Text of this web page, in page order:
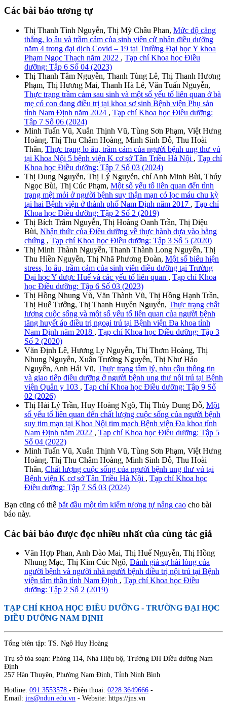
Các bài báo tương tự
Thị Thanh Tình Nguyễn, Thị Mỹ Châu Phan, Mức độ căng
thẳng, lo âu và trầm cảm của sinh viên cử nhân điều dưỡng
năm 4 trong đại dịch Covid – 19 tại Trường Đại học Y khoa
Phạm Ngọc Thạch năm 2022 , Tạp chí Khoa học Điều
dưỡng: Tập 6 Số 04 (2023)
Thị Thanh Tâm Nguyễn, Thanh Tùng Lê, Thị Thanh Hương
Phạm, Thị Hương Mai, Thanh Hà Lê, Văn Tuấn Nguyễn,
Thực trạng trầm cảm sau sinh và một số yếu tố liên quan ở bà
mẹ có con đang điều trị tại khoa sơ sinh Bệnh viện Phụ sản
tỉnh Nam Định năm 2024 , Tạp chí Khoa học Điều dưỡng:
Tập 7 Số 06 (2024)
Minh Tuấn Vũ, Xuân Thịnh Vũ, Tùng Sơn Phạm, Việt Hưng
Hoàng, Thị Thu Châm Hoàng, Minh Sinh Đỗ, Thu Hoài
Thân, Thực trạng lo âu, trầm cảm của người bệnh ung thư vú
tại Khoa Nội 5 bệnh viện K cơ sở Tân Triều Hà Nội , Tạp chí
Khoa học Điều dưỡng: Tập 7 Số 03 (2024)
Thị Dung Nguyễn, Thị Lý Nguyễn, chí Anh Minh Bùi, Thúy
Ngọc Bùi, Thị Cúc Phạm, Một số yếu tố liên quan đến tình
trạng mệt mỏi ở người bệnh suy thận mạn có lọc máu chu kỳ
tại hai Bệnh viện ở thành phố Nam Định năm 2017 , Tạp chí
Khoa học Điều dưỡng: Tập 2 Số 2 (2019)
Thị Bích Trâm Nguyễn, Thị Hoàng Oanh Trần, Thị Diệu
Bùi, Nhận thức của Điều dưỡng về thực hành dựa vào bằng
chứng , Tạp chí Khoa học Điều dưỡng: Tập 3 Số 5 (2020)
Thị Minh Thành Nguyễn, Thanh Thành Long Nguyễn, Thị
Thu Hiền Nguyễn, Thị Nhã Phương Đoàn, Một số biểu hiện
stress, lo âu, trầm cảm của sinh viên điều dưỡng tại Trường
Đại học Y dược Huế và các yếu tố liên quan , Tạp chí Khoa
học Điều dưỡng: Tập 6 Số 03 (2023)
Thị Hồng Nhung Vũ, Văn Thành Vũ, Thị Hồng Hạnh Trần,
Thị Huế Tưởng, Thị Thanh Huyền Nguyễn, Thực trạng chất
lượng cuộc sống và một số yếu tố liên quan của người bệnh
tăng huyết áp điều trị ngoại trú tại Bệnh viện Đa khoa tỉnh
Nam Định năm 2018 , Tạp chí Khoa học Điều dưỡng: Tập 3
Số 2 (2020)
Văn Định Lê, Hương Ly Nguyễn, Thị Thơm Hoàng, Thị
Nhung Nguyễn, Xuân Trường Nguyễn, Thị Như Hảo
Nguyễn, Anh Hải Vũ, Thực trạng tâm lý, nhu cầu thông tin
và giao tiếp điều dưỡng ở người bệnh ung thư nội trú tại Bệnh
viện Quân y 103 , Tạp chí Khoa học Điều dưỡng: Tập 9 Số
02 (2026)
Thị Hải Lý Trần, Huy Hoàng Ngô, Thị Thùy Dung Đỗ, Một
số yếu tố liên quan đến chất lượng cuộc sống của người bệnh
suy tim mạn tại Khoa Nội tim mạch Bệnh viện Đa khoa tỉnh
Nam Định năm 2022 , Tạp chí Khoa học Điều dưỡng: Tập 5
Số 04 (2022)
Minh Tuấn Vũ, Xuân Thịnh Vũ, Tùng Sơn Phạm, Việt Hưng
Hoàng, Thị Thu Châm Hoàng, Minh Sinh Đỗ, Thu Hoài
Thân, Chất lượng cuộc sống của người bệnh ung thư vú tại
Bệnh viện K cơ sở Tân Triều Hà Nội , Tạp chí Khoa học
Điều dưỡng: Tập 7 Số 03 (2024)
Bạn cũng có thể bắt đầu một tìm kiếm tương tự nâng cao cho bài
báo này.
Các bài báo được đọc nhiều nhất của cùng tác giả
Văn Hợp Phan, Anh Đào Mai, Thị Huế Nguyễn, Thị Hồng
Nhung Mạc, Thị Kim Cúc Ngô, Đánh giá sự hài lòng của
người bệnh và người nhà người bệnh điều trị nội trú tại Bệnh
viện tâm thần tỉnh Nam Định , Tạp chí Khoa học Điều
dưỡng: Tập 2 Số 2 (2019)
TẠP CHÍ KHOA HỌC ĐIỀU DƯỠNG - TRƯỜNG ĐẠI HỌC
ĐIỀU DƯỠNG NAM ĐỊNH
Tổng biên tập: TS. Ngô Huy Hoàng
Trụ sở tòa soạn: Phòng 114, Nhà Hiệu bộ, Trường ĐH Điều dưỡng Nam
Định
257 Hàn Thuyên, Phường Nam Định, Tỉnh Ninh Bình
Hotline: 091 3553578 - Điện thoại: 0228 3649666 -
Email: jns@ndun.edu.vn - Website: https://jns.vn